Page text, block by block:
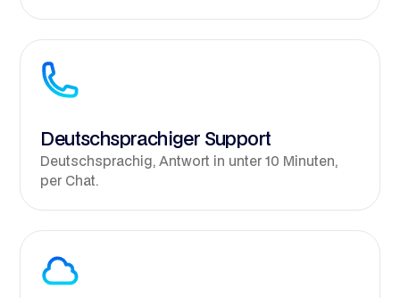
Deutschsprachiger Support
Deutschsprachig, Antwort in unter 10 Minuten,
per Chat.